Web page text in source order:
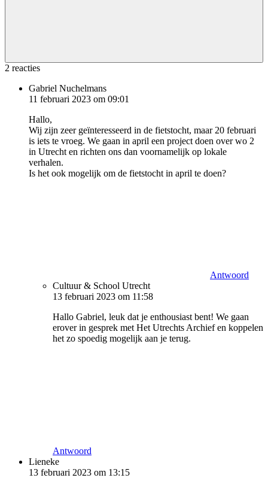
2 reacties
Gabriel Nuchelmans
11 februari 2023 om 09:01
Hallo,
Wij zijn zeer geïnteresseerd in de fietstocht, maar 20 februari
is iets te vroeg. We gaan in april een project doen over wo 2
in Utrecht en richten ons dan voornamelijk op lokale
verhalen.
Is het ook mogelijk om de fietstocht in april te doen?
Antwoord
Cultuur & School Utrecht
13 februari 2023 om 11:58
Hallo Gabriel, leuk dat je enthousiast bent! We gaan
erover in gesprek met Het Utrechts Archief en koppelen
het zo spoedig mogelijk aan je terug.
Antwoord
Lieneke
13 februari 2023 om 13:15